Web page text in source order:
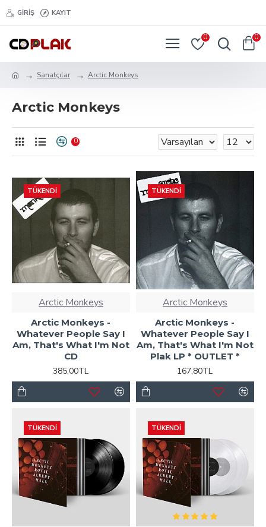
GIRIŞ KAYIT
0 0
Sanatçılar Arctic Monkeys
Arctic Monkeys
0
TÜKENDI
Arctic Monkeys
Arctic Monkeys -
Whatever People Say I
Am, That's What I'm Not
CD
385,00TL
TÜKENDI
Arctic Monkeys
Arctic Monkeys -
Whatever People Say I
Am, That's What I'm Not
Plak LP * OUTLET *
167,80TL
TÜKENDI TÜKENDI